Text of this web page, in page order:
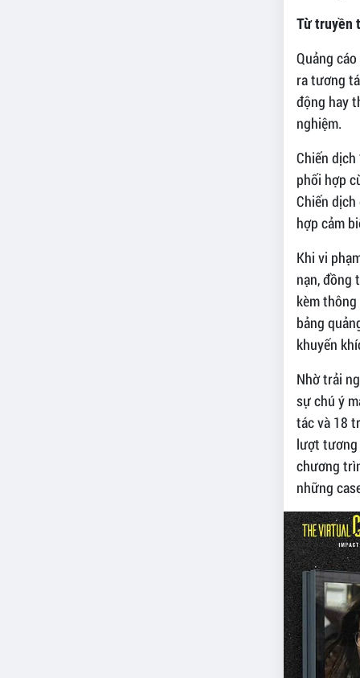
Từ truyền
Quảng
ra tương
động hay
nghiệm.
Chiến
phối hợp
Chiến
hợp cảm
Khi vi
nạn, đồng
kèm
bảng
khuyến
Nhờ trải
sự chú ý
tác và 18
lượt tương
chương
những